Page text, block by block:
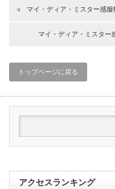
マイ・ディア・ミスター感服
マイ・ディア・ミスター
トップページに戻る
アクセスランキング